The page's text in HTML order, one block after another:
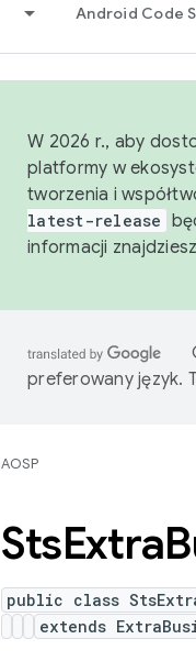
Android Code
W 2026 r., aby
platformy w
tworzenia i
latest-release
informacji
preferowany język.
AOSP
StsExtra
public class
extends